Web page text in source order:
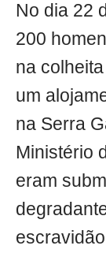
No dia 22
200
na
um
na Serra
Ministério
eram